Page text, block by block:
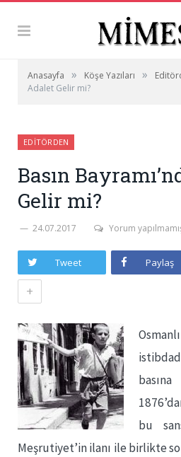
Anasayfa » Köşe Yazıları »
Adalet Gelir mi?
EDITÖRDEN
Basın
Gelir mi?
24.07.2017 Yorum
Tweet Paylaş
+
bu
Meşrutiyet’in ilanı ile birlikte